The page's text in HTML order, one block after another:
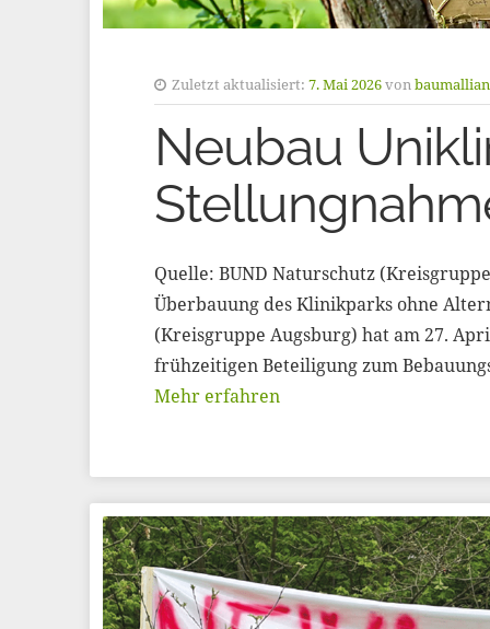
Zuletzt aktualisiert:7. Mai 2026von
Neubau
Quelle: BUND Naturschutz
Überbauung des Klinikparks ohne
(Kreisgruppe Augsburg) hat am 27.
frühzeitigen Beteiligung zum
Mehr erfahren